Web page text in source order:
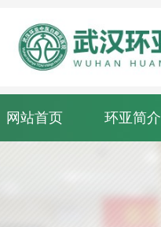
网站首页 环亚简介